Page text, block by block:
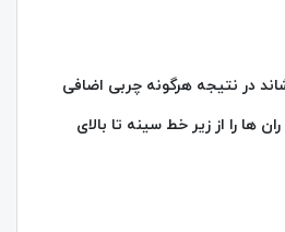
در نتیجه هرگونه چربی اضافی
ها را از زیر خط سینه تا بالای